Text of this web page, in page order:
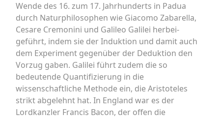
Wende des 16. zum 17. Jahrhunderts in Padua
durch Naturphilosophen wie Giacomo Zabarella,
Cesare Cremonini und Galileo Galilei herbei-
geführt, indem sie der Induktion und damit auch
dem Experiment gegenüber der Deduktion den
Vorzug gaben. Galilei führt zudem die so
bedeutende Quantifizierung in die
wissenschaftliche Methode ein, die Aristoteles
strikt abgelehnt hat. In England war es der
Lordkanzler Francis Bacon, der offen die